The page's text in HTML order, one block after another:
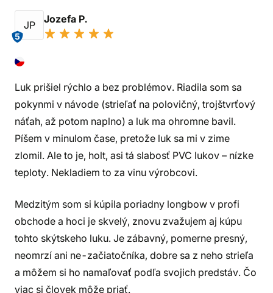
JP
5
Jozefa P.
Luk prišiel rýchlo a bez problémov. Riadila som sa
pokynmi v návode (strieľať na polovičný, trojštvrťový
náťah, až potom naplno) a luk ma ohromne bavil.
Píšem v minulom čase, pretože luk sa mi v zime
zlomil. Ale to je, holt, asi tá slabosť PVC lukov – nízke
teploty. Nekladiem to za vinu výrobcovi.
Medzitým som si kúpila poriadny longbow v profi
obchode a hoci je skvelý, znovu zvažujem aj kúpu
tohto skýtskeho luku. Je zábavný, pomerne presný,
neomrzí ani ne-začiatočníka, dobre sa z neho strieľa
a môžem si ho namaľovať podľa svojich predstáv. Čo
viac si človek môže priať.